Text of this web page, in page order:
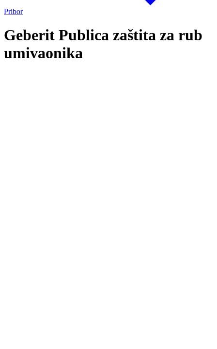
Pribor
Geberit Publica zaštita za rub
umivaonika